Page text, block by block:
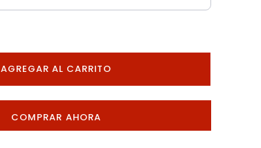
AGREGAR AL CARRITO
COMPRAR AHORA